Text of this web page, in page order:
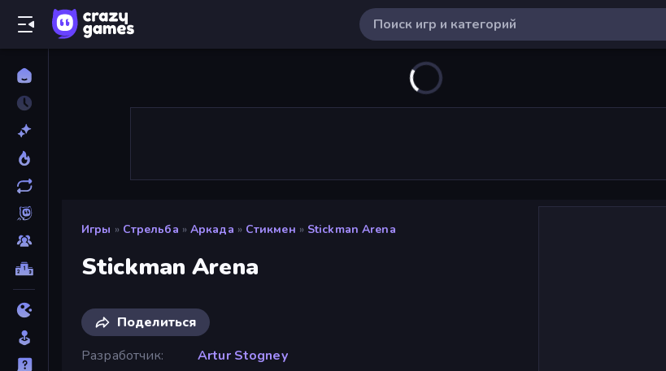
Игры » Стрельба » Аркада » Стикмен » Stickman Arena
Stickman Arena
Поделиться
Разработчик
Artur Stogney